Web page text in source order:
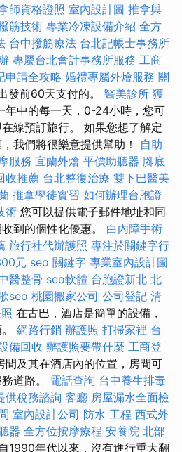
師資格證照 室內設計圖 推拿與
筋技術 專業冷凍設備介紹 全方
台中撥筋療法 台北記帳士事務所
專屬台北會計事務所服務 工商
申請全攻略 婚禮專屬外燴服務 關
發前60天支付的。 醫美診所 獲
年中的每一天，0-24小時，您可
線預訂旅行。 如果您想了解定
我們將很樂意提供幫助！ 自助
服務 宜蘭外燴 平價助聽器 腳底
收推薦 台北整復治療 雙下巴醫美
推拿學徒實習 如何辦理台胞證
術 您可以提供電子郵件地址和同
到的個性化優惠。 白內障手術
旅行社代辦護照 專注於關鍵字行
元 seo 關鍵字 專業室內設計圖
醫整骨 seo軟體 台胞證新北 北
seo 桃園搬家公司 公司登記 清
在古巴，酒店是簡單的設備，
網路行銷 辦護照 打掃家裡 台
備回收 辦護照要帶什麼 工商登
間及其在酒店內的位置，房間可
道路。 電話查詢 台中養生排毒
供稅務諮詢 客廳 房屋漏水全面檢
室內設計公司 防水 工程 西式外
器 全方位按摩療程 安養院 北部
自1990年代以來，沒有進行重大翻